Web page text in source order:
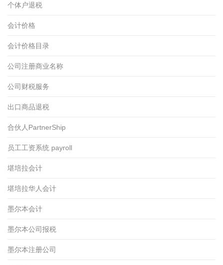
个体户退税
会计价格
会计价格目录
公司注册商业名称
公司财税服务
出口商品退税
合伙人PartnerShip
员工工资系统 payroll
堪培拉会计
堪培拉华人会计
墨尔本会计
墨尔本公司报税
墨尔本注册公司